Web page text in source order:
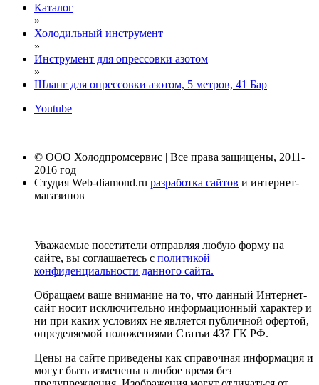
Каталог
»
Холодильный инструмент
»
Инструмент для опрессовки азотом
»
Шланг для опрессовки азотом, 5 метров, 41 Бар
Youtube
© ООО Холодпромсервис | Все права защищены, 2011-
2016 год
Студия Web-diamond.ru разработка сайтов и интернет-
магазинов
Уважаемые посетители отправляя любую форму на
сайте, вы соглашаетесь с политикой
конфиденциальности данного сайта.
Обращаем ваше внимание на то, что данный Интернет-
сайт носит исключительно информационный характер и
ни при каких условиях не является публичной офертой,
определяемой положениями Статьи 437 ГК РФ.
Цены на сайте приведены как справочная информация и
могут быть изменены в любое время без